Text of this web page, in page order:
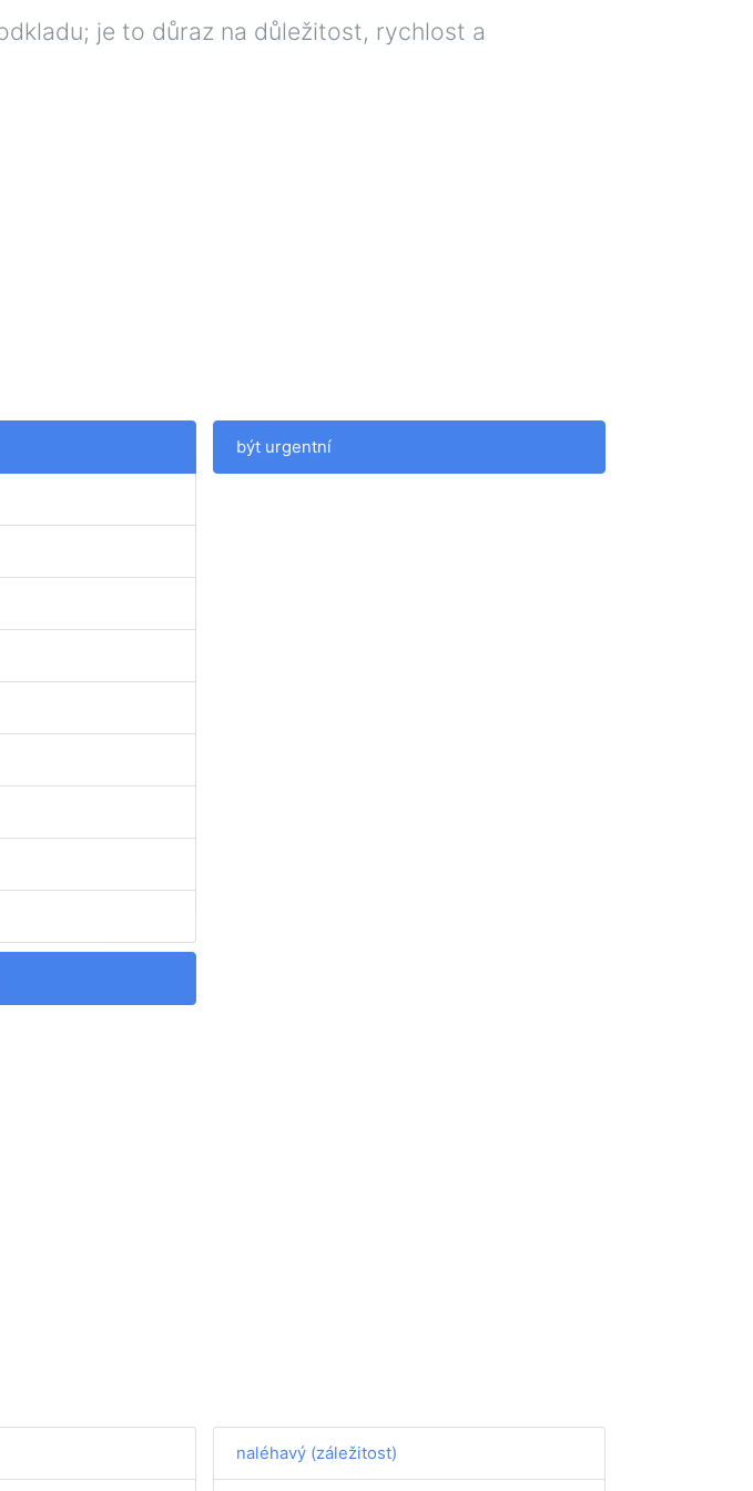
je to důraz na důležitost, rychlost a
být urgentní
naléhavý (záležitost)